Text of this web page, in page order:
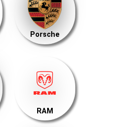
Porsche
RAM